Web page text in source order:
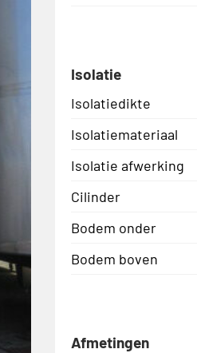
Isolatie
Isolatiedikte
Isolatiemateriaal
Isolatie afwerking
Cilinder
Bodem onder
Bodem boven
Afmetingen